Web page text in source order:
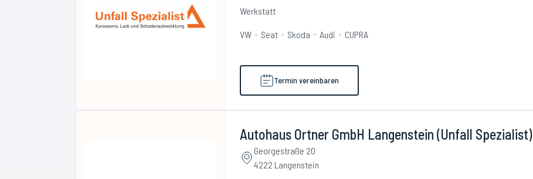
Werkstatt
VW Seat Skoda Audi CUPRA
Termin vereinbaren
Autohaus Ortner GmbH Langenstein (Unfall Spezialist)
Georgestraße 20
4222 Langenstein